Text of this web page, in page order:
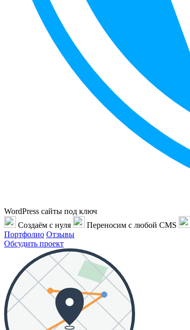
WordPress сайты под ключ
Создаём с нуля
Переносим с любой CMS
Портфолио Отзывы
Обсудить проект